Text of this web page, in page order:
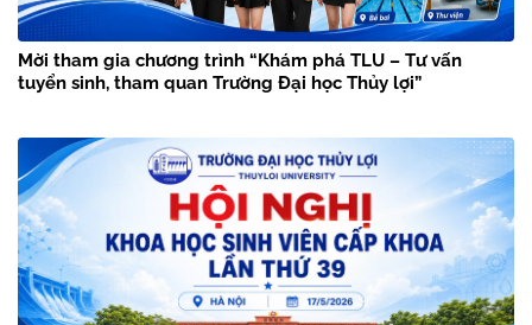
Mời tham gia chương trình “Khám phá TLU – Tư vấn
tuyển sinh, tham quan Trường Đại học Thủy lợi”